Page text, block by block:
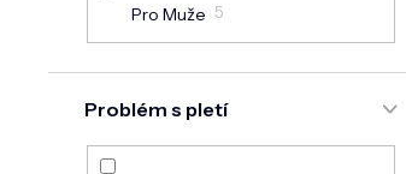
Pro Muže 5
Problém s pletí